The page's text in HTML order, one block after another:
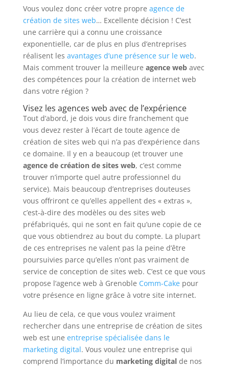
Vous voulez donc créer votre propre agence de
création de sites web… Excellente décision ! C’est
une carrière qui a connu une croissance
exponentielle, car de plus en plus d’entreprises
réalisent les avantages d’une présence sur le web.
Mais comment trouver la meilleure agence webavec
des compétences pour la création de internet web
dans votre région ?
Visez les agences web avec de l’expérience
Tout d’abord, je dois vous dire franchement que
vous devez rester à l’écart de toute agence de
création de sites web qui n’a pas d’expérience dans
ce domaine. Il y en a beaucoup (et trouver une
agence de création de sites web, c’est comme
trouver n’importe quel autre professionnel du
service). Mais beaucoup d’entreprises douteuses
vous offriront ce qu’elles appellent des « extras »,
c’est-à-dire des modèles ou des sites web
préfabriqués, qui ne sont en fait qu’une copie de ce
que vous obtiendrez au bout du compte. La plupart
de ces entreprises ne valent pas la peine d’être
poursuivies parce qu’elles n’ont pas vraiment de
service de conception de sites web. C’est ce que vous
propose l’agence web à Grenoble Comm-Cakepour
votre présence en ligne grâce à votre site internet.
Au lieu de cela, ce que vous voulez vraiment
rechercher dans une entreprise de création de sites
web est une entreprise spécialisée dans le
marketing digital. Vous voulez une entreprise qui
comprend l’importance du marketing digitalde nos